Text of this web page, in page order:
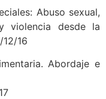
Abuso sexual,
violencia desde la
16
Abordaje e